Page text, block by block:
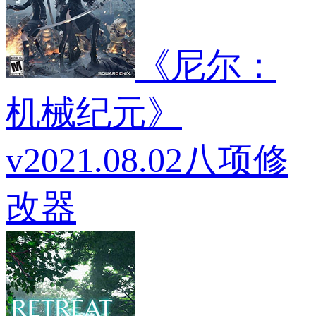
《尼尔：
机械纪元》
v2021.08.02八项修
改器